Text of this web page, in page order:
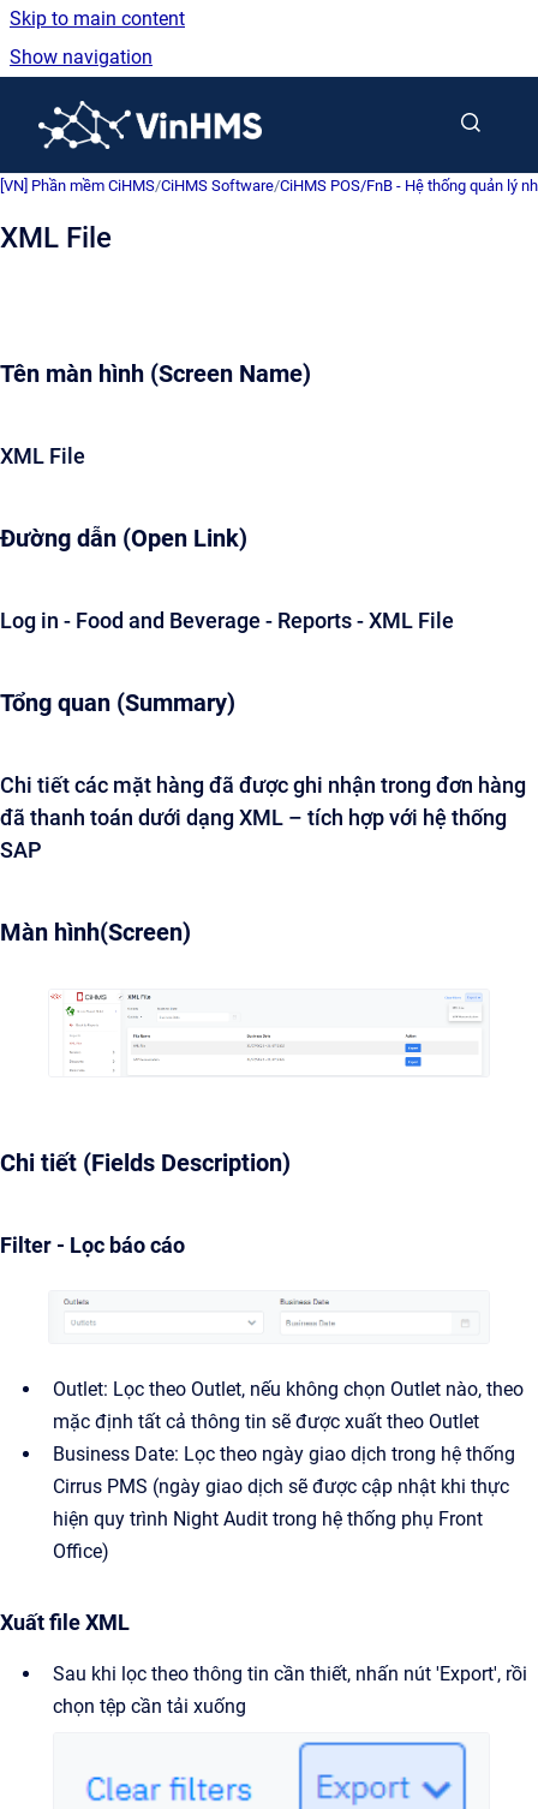
Skip to main content
Show navigation
[VN] Phần mềm CiHMS/CiHMS Software/CiHMS POS/FnB - Hệ thống quản lý
XML File
Tên màn hình (Screen Name)
XML File
Đường dẫn (Open Link)
Log in - Food and Beverage - Reports - XML File
Tổng quan (Summary)
Chi tiết các mặt hàng đã được ghi nhận trong đơn hàng
đã thanh toán dưới dạng XML – tích hợp với hệ thống
SAP
Màn hình(Screen)
Chi tiết (Fields Description)
Filter - Lọc báo cáo
Outlet: Lọc theo Outlet, nếu không chọn Outlet nào, theo
mặc định tất cả thông tin sẽ được xuất theo Outlet
Business Date: Lọc theo ngày giao dịch trong hệ thống
Cirrus PMS (ngày giao dịch sẽ được cập nhật khi thực
hiện quy trình Night Audit trong hệ thống phụ Front
Office)
Xuất file XML
Sau khi lọc theo thông tin cần thiết, nhấn nút 'Export', rồi
chọn tệp cần tải xuống